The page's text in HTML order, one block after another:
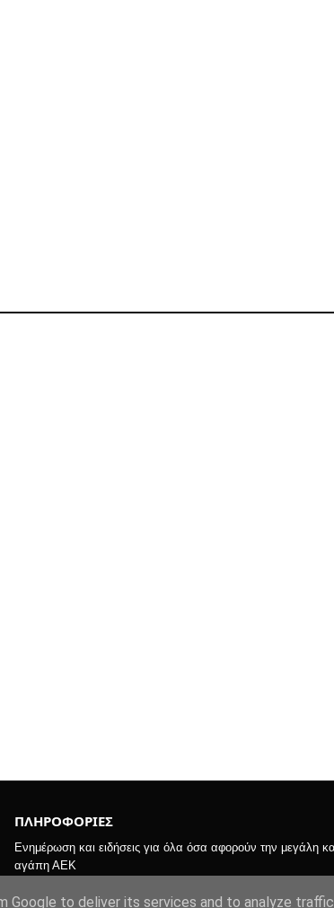
ΠΛΗΡΟΦΟΡΙΕΣ
Ενημέρωση και ειδήσεις για όλα όσα αφορούν την μεγάλη
αγάπη ΑΕΚ
Google to deliver its services and to analyze